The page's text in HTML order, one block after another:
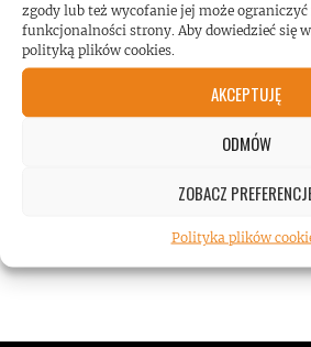
zgody lub też wycofanie jej może
funkcjonalności strony. Aby dowiedzieć się
polityką plików cookies.
AKCEPTUJĘ
ODMÓW
ZOBACZ
Polityka plików
Koncert AC/DC